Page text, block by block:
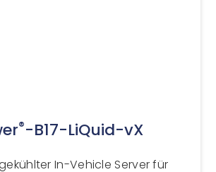
®-B17-LiQuid-vX
In-Vehicle Server für